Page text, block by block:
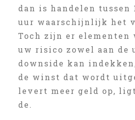
dan is handelen tussen
uur waarschijnlijk het
Toch zijn er elementen
uw risico zowel aan de
downside kan
de winst dat wordt
levert meer geld op,
de.